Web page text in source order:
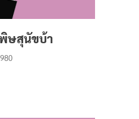
ษสุนัขบ้า